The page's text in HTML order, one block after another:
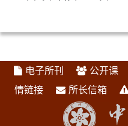
电子所刊 公开课
情链接
所长信箱